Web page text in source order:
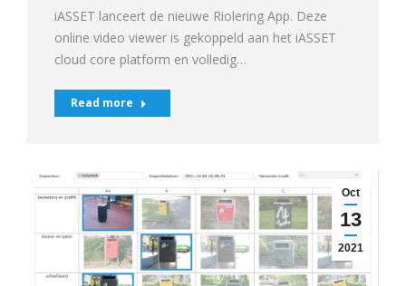
iASSET lanceert de nieuwe Riolering App. Deze
online video viewer is gekoppeld aan het iASSET
cloud core platform en volledig…
Read more
Oct
13
2021